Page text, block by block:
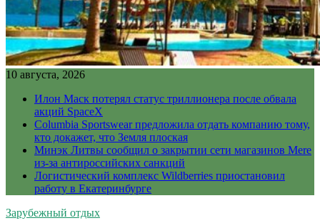
10 августа, 2026
Илон Маск потерял статус триллионера после обвала
акций SpaceX
Columbia Sportswear предложила отдать компанию тому,
кто докажет, что Земля плоская
Минэк Литвы сообщил о закрытии сети магазинов Mere
из-за антироссийских санкций
Логистический комплекс Wildberries приостановил
работу в Екатеринбурге
Зарубежный отдых